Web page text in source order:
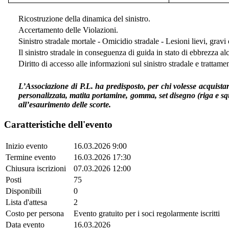
Ricostruzione della dinamica del sinistro.
Accertamento delle Violazioni.
Sinistro stradale mortale - Omicidio stradale - Lesioni lievi, gravi
Il sinistro stradale in conseguenza di guida in stato di ebbrezza
Diritto di accesso alle informazioni sul sinistro stradale e
L’Associazione di P.L. ha predisposto, per chi volesse
personalizzata, matita portamine, gomma, set disegno (riga e
all’esaurimento delle scorte.
Caratteristiche dell'evento
Inizio evento
16.03.2026 9:00
Termine evento
16.03.2026 17:30
Chiusura iscrizioni
07.03.2026 12:00
Posti
75
Disponibili
0
Lista d'attesa
2
Costo per persona
Evento gratuito per i soci regolarmente iscritti
Data evento
16.03.2026